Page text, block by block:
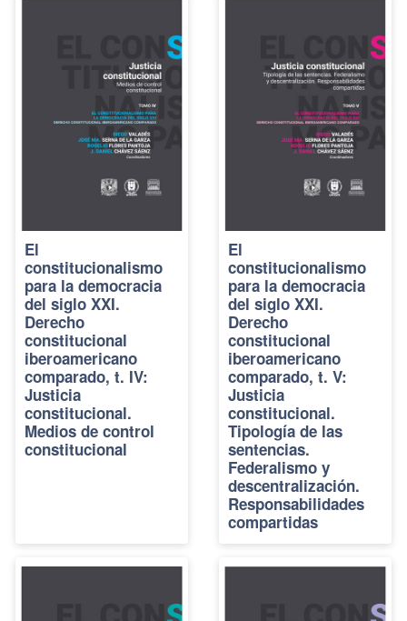
El
constitucionalismo
para la democracia
del siglo XXI.
Derecho
constitucional
iberoamericano
comparado, t. IV:
Justicia
constitucional.
Medios de control
constitucional
El
constitucionalismo
para la democracia
del siglo XXI.
Derecho
constitucional
iberoamericano
comparado, t. V:
Justicia
constitucional.
Tipología de las
sentencias.
Federalismo y
descentralización.
Responsabilidades
compartidas